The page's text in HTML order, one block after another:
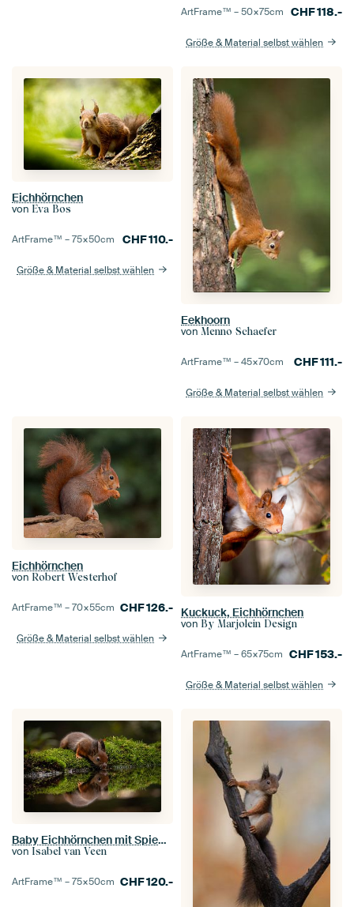
ArtFrame™ –50×75cm CHF118.-
Größe & Material selbst wählen
Eichhörnchen
von Eva Bos
ArtFrame™ –75×50cm CHF110.-
Größe & Material selbst wählen
Eekhoorn
von Menno Schaefer
ArtFrame™ –45×70cm CHF111.-
Größe & Material selbst wählen
Eichhörnchen
von Robert Westerhof
ArtFrame™ –70×55cm CHF126.-
Größe & Material selbst wählen
Kuckuck, Eichhörnchen
von By Marjolein Design
ArtFrame™ –65×75cm CHF153.-
Größe & Material selbst wählen
Baby Eichhörnchen mit Spiegelung
von Isabel van Veen
ArtFrame™ –75×50cm CHF120.-